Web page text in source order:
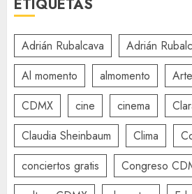
ETIQUETAS
Adrián Rubalcava
Adrián
Al momento
almomento Arte
CDMX
cine cinema
Claudia Sheinbaum
Clima
conciertos gratis
Congreso